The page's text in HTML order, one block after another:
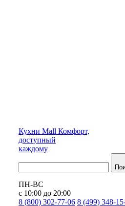
Кухни Mall Комфорт,
доступный
каждому
ПН-ВС
с 10:00 до 20:00
8 (800) 302-77-06 8 (499) 348-